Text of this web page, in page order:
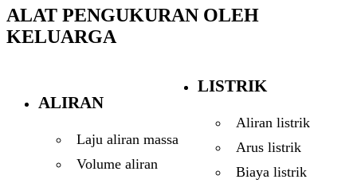
ALAT PENGUKURAN OLEH
KELUARGA
ALIRAN
Laju aliran massa
Volume aliran
LISTRIK
Aliran listrik
Arus listrik
Biaya listrik